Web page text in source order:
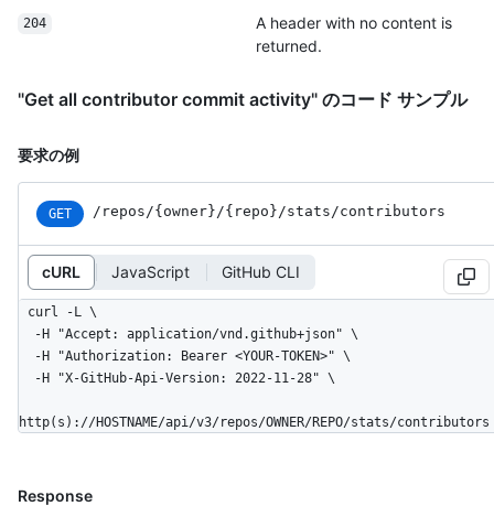
204
A header with no content is
returned.
"Get all contributor commit activity" のコード サンプル
要求の例
GET /repos /{owner} /{repo} /stats /contributors
cURL JavaScript GitHub CLI
curl -L \
http(s)://HOSTNAME/api/v3/repos/OWNER/REPO/stats/contributors
Response